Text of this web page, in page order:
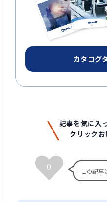
カタログ
記事を気に入
クリックお
0